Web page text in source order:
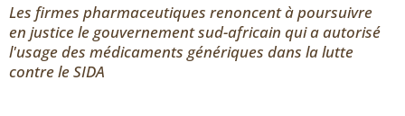
Les firmes pharmaceutiques renoncent à poursuivre
en justice le gouvernement sud-africain qui a autorisé
l'usage des médicaments génériques dans la lutte
contre le SIDA